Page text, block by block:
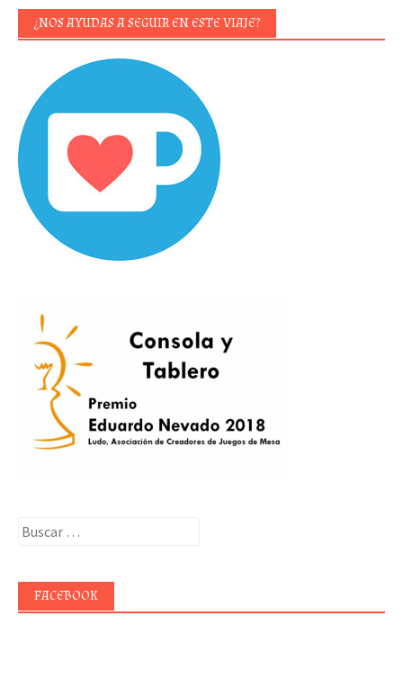
¿NOS AYUDAS A SEGUIR EN ESTE VIAJE?
Buscar:
FACEBOOK